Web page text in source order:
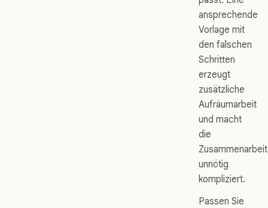
ansprechende
Vorlage mit
den falschen
Schritten
erzeugt
zusätzliche
Aufräumarbeit
und macht
die
Zusammenarbeit
unnötig
kompliziert.
Passen Sie